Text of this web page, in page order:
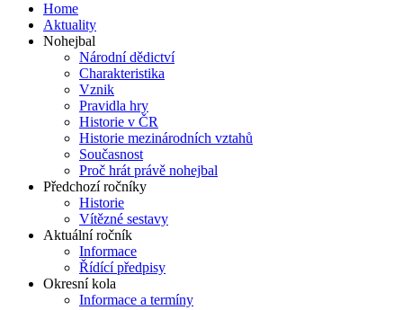
Home
Aktuality
Nohejbal
Národní dědictví
Charakteristika
Vznik
Pravidla hry
Historie v ČR
Historie mezinárodních vztahů
Současnost
Proč hrát právě nohejbal
Předchozí ročníky
Historie
Vítězné sestavy
Aktuální ročník
Informace
Řídící předpisy
Okresní kola
Informace a termíny